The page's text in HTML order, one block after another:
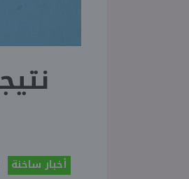
أخبار ساخنة